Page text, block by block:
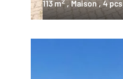
113 m , Maison , 4 pcs